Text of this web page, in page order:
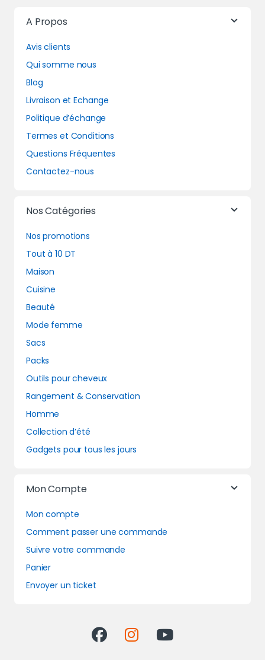
A Propos
Avis clients
Qui somme nous
Blog
Livraison et Echange
Politique d’échange
Termes et Conditions
Questions Fréquentes
Contactez-nous
Nos Catégories
Nos promotions
Tout à 10 DT
Maison
Cuisine
Beauté
Mode femme
Sacs
Packs
Outils pour cheveux
Rangement & Conservation
Homme
Collection d’été
Gadgets pour tous les jours
Mon Compte
Mon compte
Comment passer une commande
Suivre votre commande
Panier
Envoyer un ticket